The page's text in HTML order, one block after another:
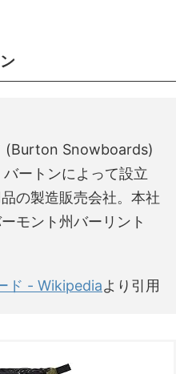
(Burton Snowboards)
ートンによって設立
の製造販売会社。本社
モント州バーリント
ド - Wikipediaより引用